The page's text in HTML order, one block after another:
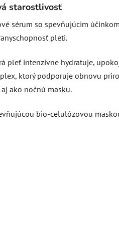
starostlivosť
sérum so spevňujúcim
pleti.
pleť intenzívne hydratuje,
ktorý podporuje obnovu
ako nočnú masku.
bio-celulózovou